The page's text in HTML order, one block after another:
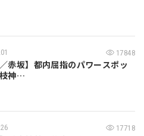
17848
／赤坂】都内屈指のパワースポッ
神…
17718